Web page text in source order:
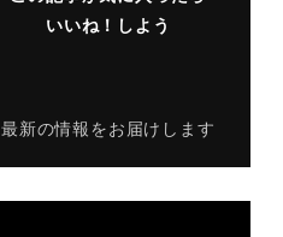
いいね！しよう
最新の情報をお届けします